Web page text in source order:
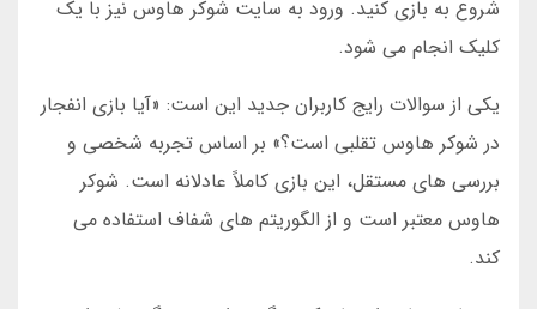
شروع به بازی کنید. ورود به سایت شوکر هاوس نیز با یک
کلیک انجام می شود.
یکی از سوالات رایج کاربران جدید این است: «آیا بازی انفجار
در شوکر هاوس تقلبی است؟» بر اساس تجربه شخصی و
بررسی های مستقل، این بازی کاملاً عادلانه است. شوکر
هاوس معتبر است و از الگوریتم های شفاف استفاده می
کند.